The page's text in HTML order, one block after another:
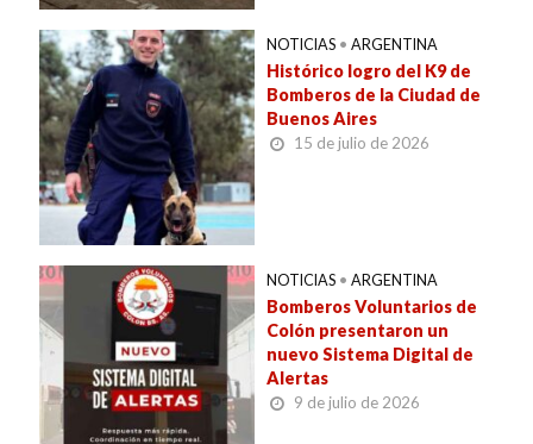
NOTICIAS • ARGENTINA
Histórico logro del K9 de
Bomberos de la Ciudad de
Buenos Aires
15 de julio de 2026
NOTICIAS • ARGENTINA
Bomberos Voluntarios de
Colón presentaron un
nuevo Sistema Digital de
Alertas
9 de julio de 2026